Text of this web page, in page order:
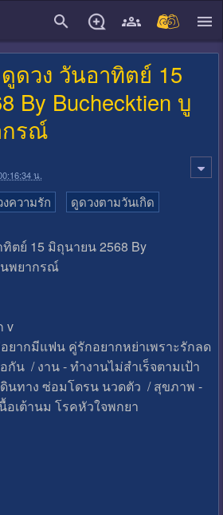
ดวง วันอาทิตย์ 15
By Buchecktien บู
กรณ์
น.
ความรัก ดูดวงตามวันเกิด
ตย์ 15 มิถุนายน 2568 By
นพยากรณ์
v
ยากมีแฟน คู่รักอยากหย่าเพราะรักลด
กัน / งาน - ทำงานไม่สำเร็จตามเป้า
ดินทาง ซ่อมโดรน นวดตัว / สุขภาพ -
อเต้านม โรคหัวใจพกยา
close